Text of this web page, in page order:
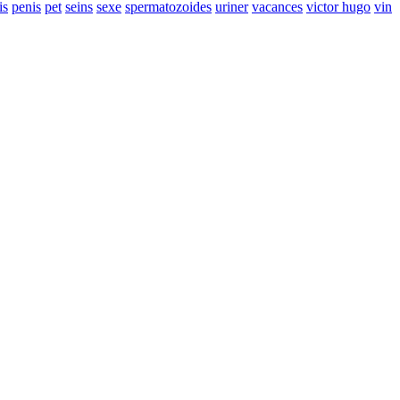
penis pet seins sexe spermatozoides uriner vacances victor hugo vin